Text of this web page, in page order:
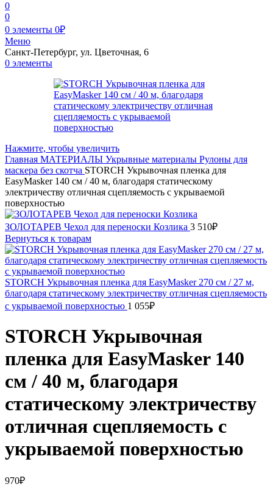
0
0
0 элементы 0₽
Меню
Санкт-Петербург, ул. Цветочная, 6
0 элементы
Нажмите, чтобы увеличить
Главная МАТЕРИАЛЫ Укрывные материалы Рулоны для
маскера без скотча STORCH Укрывочная пленка для
EasyMasker 140 cм / 40 м, благодаря статическому
электричеству отличная сцепляемость с укрываемой
поверхностью
ЗОЛОТАРЕВ Чехол для переноски Козлика 3 510₽
Вернуться к товарам
STORCH Укрывочная пленка для EasyMasker 270 cм / 27 м,
благодаря статическому электричеству отличная сцепляемость
с укрываемой поверхностью 1 055₽
STORCH Укрывочная
пленка для EasyMasker 140
cм / 40 м, благодаря
статическому электричеству
отличная сцепляемость с
укрываемой поверхностью
970₽